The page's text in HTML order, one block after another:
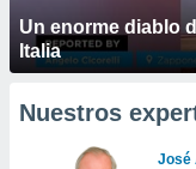
Un enorme diablo
Italia
Nuestros
José